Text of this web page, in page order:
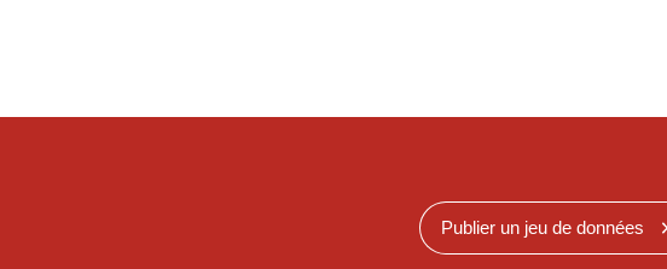
Publier un jeu de données